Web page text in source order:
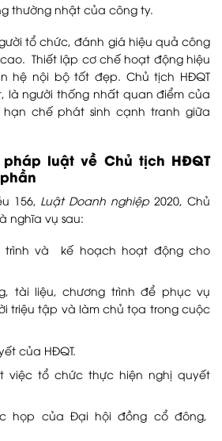
thường nhật của công ty.
tổ chức, đánh giá hiệu quả công
Thiết lập cơ chế hoạt động hiệu
hệ nội bộ tốt đẹp. Chủ tịch HĐQT
là người thống nhất quan điểm của
hạn chế phát sinh cạnh tranh giữa
luật về Chủ tịch HĐQT
156, Luật Doanh nghiệp 2020, Chủ
nghĩa vụ sau:
trình và kế hoạch hoạt động cho
tài liệu, chương trình để phục vụ
triệu tập và làm chủ tọa trong cuộc
của HĐQT.
việc tổ chức thực hiện nghị quyết
họp của Đại hội đồng cổ đông,